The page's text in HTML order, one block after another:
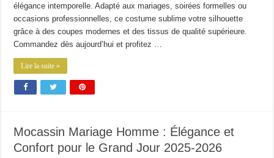
élégance intemporelle. Adapté aux mariages, soirées formelles ou
occasions professionnelles, ce costume sublime votre silhouette
grâce à des coupes modernes et des tissus de qualité supérieure.
Commandez dès aujourd’hui et profitez …
Lire la suite »
Mocassin Mariage Homme : Élégance et
Confort pour le Grand Jour 2025-2026